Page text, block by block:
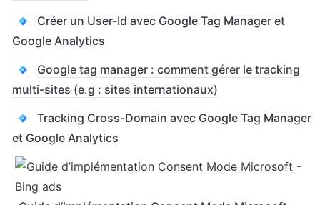
Créer un User-Id avec Google Tag Manager et
Google Analytics
Google tag manager : comment gérer le tracking
multi-sites (e.g : sites internationaux)
Tracking Cross-Domain avec Google Tag Manager
et Google Analytics